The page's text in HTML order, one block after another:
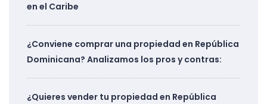
en el Caribe
¿Conviene comprar una propiedad en República
Dominicana? Analizamos los pros y contras:
¿Quieres vender tu propiedad en República